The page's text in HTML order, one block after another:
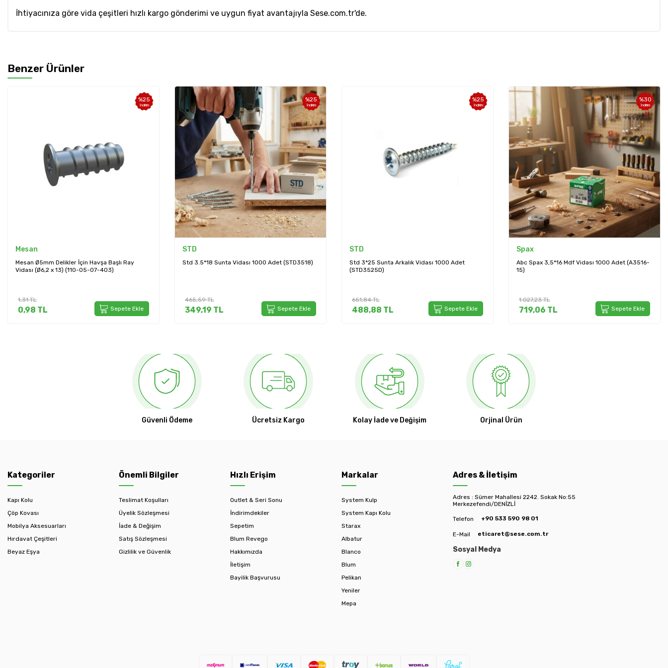
İhtiyacınıza göre vida çeşitleri hızlı kargo gönderimi ve uygun fiyat avantajıyla Sese.com.tr'de.
Benzer Ürünler
25
Std 3.5*18 Sunta Vidası 1000 Adet (STD3518)
Sepete Ekle
Std 3*25 Sunta Arkalık Vidası 1000 Adet
488,88 Sepete Ekle
Abc Spax 3,5*16 Mdf Vidası 1000 Adet (A3516-
15)
719,06 Sepete Ekle
Std 3,5*30 Sunta Vidası 1000 Adet
455,19 Sepete
Güvenli Ödeme Ücretsiz Kargo Kolay İade ve Değişim Orjinal Ürün
Kategoriler
Kapı Kolu
Çöp Kovası
Mobilya Aksesuarları
Hırdavat Çeşitleri
Beyaz Eşya
Önemli Bilgiler
Teslimat Koşulları
Üyelik Sözleşmesi
İade & Değişim
Satış Sözleşmesi
Gizlilik ve Güvenlik
Hızlı Erişim
Outlet & Seri Sonu
İndirimdekiler
Sepetim
Blum Revego
Hakkımızda
İletişim
Bayilik Başvurusu
Markalar
System Kulp
System Kapı Kolu
Starax
Albatur
Blanco
Blum
Pelikan
Yeniler
Mepa
Adres & İletişim
Adres : Sümer Mahallesi 2242. Sokak No:55
Merkezefendi/DENİZLİ
Telefon +90 533 590 98 01
E-Mail eticaret@sese.com.tr
Sosyal Medya